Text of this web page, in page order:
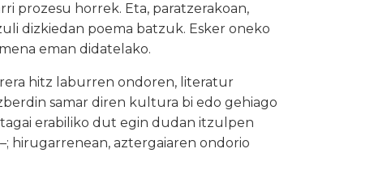
prozesu horrek. Eta, paratzerakoan,
dizkiedan poema batzuk. Esker oneko
eman didatelako.
hitz laburren ondoren, literatur
samar diren kultura bi edo gehiago
erabiliko dut egin dudan itzulpen
hirugarrenean, aztergaiaren ondorio